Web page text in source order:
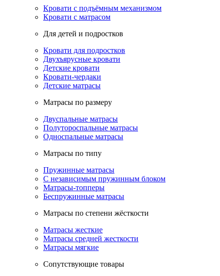
Кровати с подъёмным механизмом
Кровати с матрасом
Для детей и подростков
Кровати для подростков
Двухъярусные кровати
Детские кровати
Кровати-чердаки
Детские матрасы
Матрасы по размеру
Двуспальные матрасы
Полутороспальные матрасы
Односпальные матрасы
Матрасы по типу
Пружинные матрасы
С независимым пружинным блоком
Матрасы-топперы
Беспружинные матрасы
Матрасы по степени жёсткости
Матрасы жесткие
Матрасы средней жесткости
Матрасы мягкие
Сопутствующие товары